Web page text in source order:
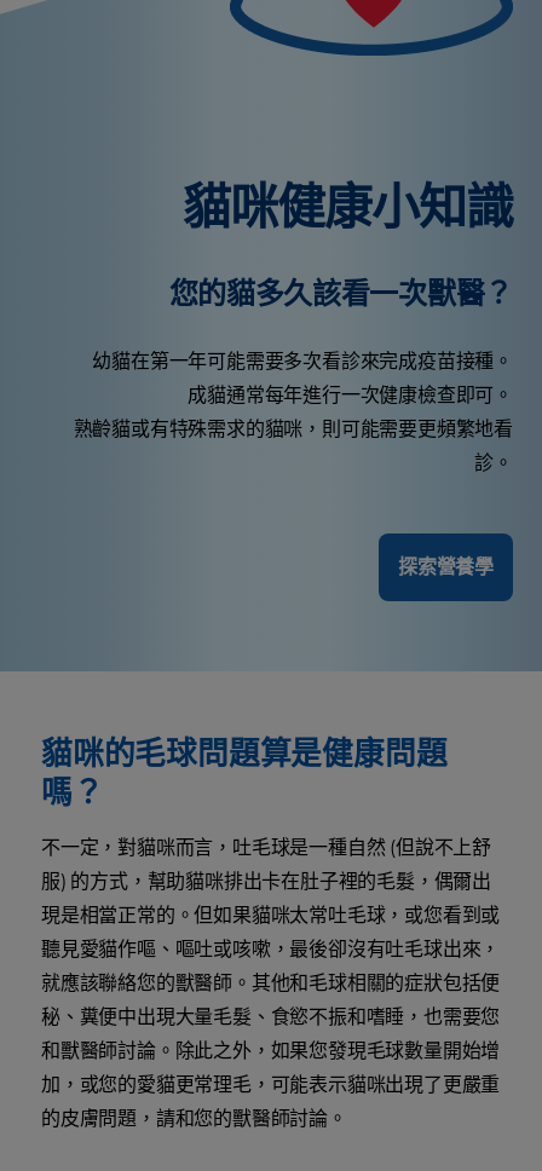
貓咪健康小知識
您的貓多久該看一次獸醫？
幼貓在第一年可能需要多次看診來完成疫苗接種。
成貓通常每年進行一次健康檢查即可。
熟齡貓或有特殊需求的貓咪，則可能需要更頻繁地看
診。
探索營養學
貓咪的毛球問題算是健康問題
嗎？
不一定，對貓咪而言，吐毛球是一種自然 (但說不上舒
服) 的方式，幫助貓咪排出卡在肚子裡的毛髮，偶爾出
現是相當正常的。但如果貓咪太常吐毛球，或您看到或
聽見愛貓作嘔、嘔吐或咳嗽，最後卻沒有吐毛球出來，
就應該聯絡您的獸醫師。其他和毛球相關的症狀包括便
秘、糞便中出現大量毛髮、食慾不振和嗜睡，也需要您
和獸醫師討論。除此之外，如果您發現毛球數量開始增
加，或您的愛貓更常理毛，可能表示貓咪出現了更嚴重
的皮膚問題，請和您的獸醫師討論。